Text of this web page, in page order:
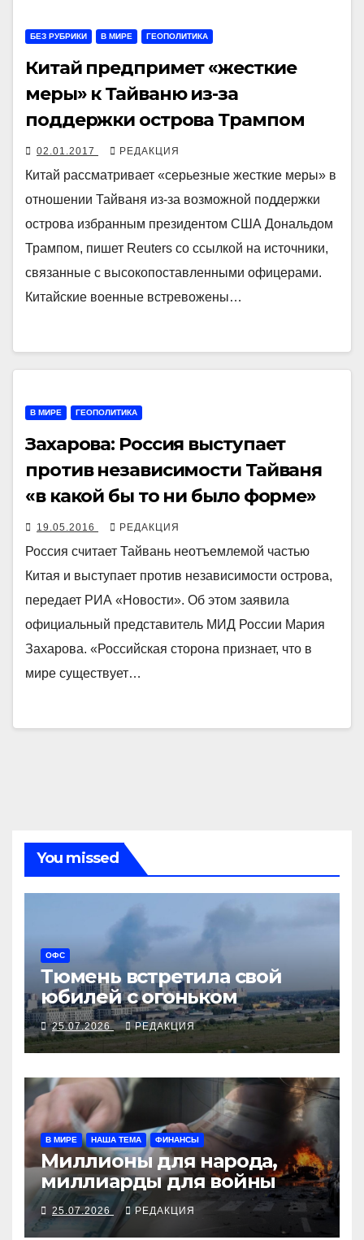
БЕЗ РУБРИКИ В МИРЕ ГЕОПОЛИТИКА
Китай предпримет «жесткие
меры» к Тайваню из-за
поддержки острова Трампом
02.01.2017 РЕДАКЦИЯ
Китай рассматривает «серьезные жесткие меры» в
отношении Тайваня из-за возможной поддержки
острова избранным президентом США Дональдом
Трампом, пишет Reuters со ссылкой на источники,
связанные с высокопоставленными офицерами.
Китайские военные встревожены…
В МИРЕ ГЕОПОЛИТИКА
Захарова: Россия выступает
против независимости Тайваня
«в какой бы то ни было форме»
19.05.2016 РЕДАКЦИЯ
Россия считает Тайвань неотъемлемой частью
Китая и выступает против независимости острова,
передает РИА «Новости». Об этом заявила
официальный представитель МИД России Мария
Захарова. «Российская сторона признает, что в
мире существует…
You missed
ОФС
Тюмень встретила свой
юбилей с огоньком
25.07.2026 РЕДАКЦИЯ
В МИРЕ НАША ТЕМА ФИНАНСЫ
Миллионы для народа,
миллиарды для войны
25.07.2026 РЕДАКЦИЯ